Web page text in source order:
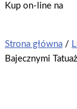
Kup on-line na
Strona główna /
Bajecznymi